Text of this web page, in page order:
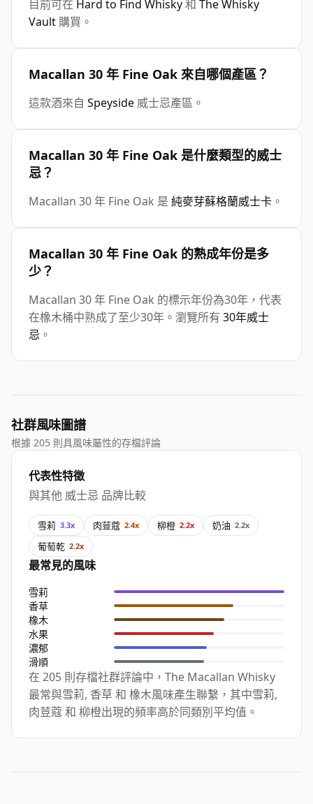
目前可在 Hard to Find Whisky和 The Whisky
Vault 購買。
Macallan 30 年 Fine Oak 來自哪個產區？
這款酒來自 Speyside 威士忌產區。
Macallan 30 年 Fine Oak 是什麼類型的威士
忌？
Macallan 30 年 Fine Oak 是 純麥芽蘇格蘭威士卡 。
Macallan 30 年 Fine Oak 的熟成年份是多
少？
Macallan 30 年 Fine Oak 的標示年份為30年，代表
在橡木桶中熟成了至少30年。瀏覽所有 30年威士
忌 。
社群風味圖譜
根據 205 則具風味屬性的存檔評論
代表性特徵
與其他 威士忌 品牌比較
雪莉 3.3x 肉荳蔻 2.4x 柳橙 2.2x 奶油 2.2x
葡萄乾 2.2x
最常見的風味
雪莉
香草
橡木
水果
濃郁
滑順
在 205 則存檔社群評論中，The Macallan Whisky
最常與雪莉, 香草 和 橡木風味產生聯繫，其中雪莉,
肉荳蔻 和 柳橙出現的頻率高於同類別平均值。